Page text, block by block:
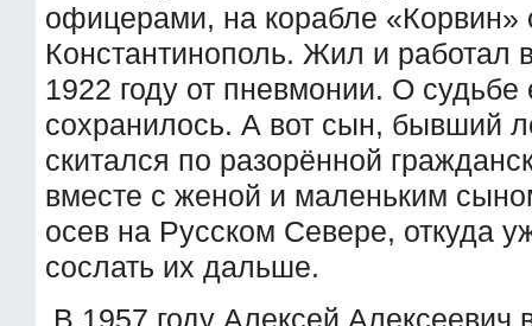
офицерами, на корабле «Корвин»
Константинополь. Жил и работал
1922 году от пневмонии. О судьбе
сохранилось. А вот сын, бывший
скитался по разорённой
вместе с женой и маленьким
осев на Русском Севере, откуда
сослать их дальше.
В 1957 году Алексей Алексеевич